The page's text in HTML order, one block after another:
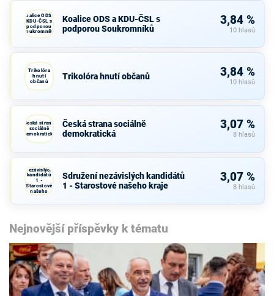
Koalice ODS a
KDU-ČSL s
podporou
Soukromníků
Koalice ODS a KDU-ČSL s
podporou Soukromníků
3,84 %
10 hlasů
Trikolóra
hnutí
občanů
Trikolóra hnutí občanů 3,84 %
10 hlasů
Česká strana
sociálně
demokratická
Česká strana sociálně
demokratická
3,07 %
8 hlasů
nezávislých
kandidátů
1 -
Starostové
našeho
kraje
Sdružení nezávislých kandidátů
1 - Starostové našeho kraje
3,07 %
8 hlasů
Nejnovější příspěvky k tématu